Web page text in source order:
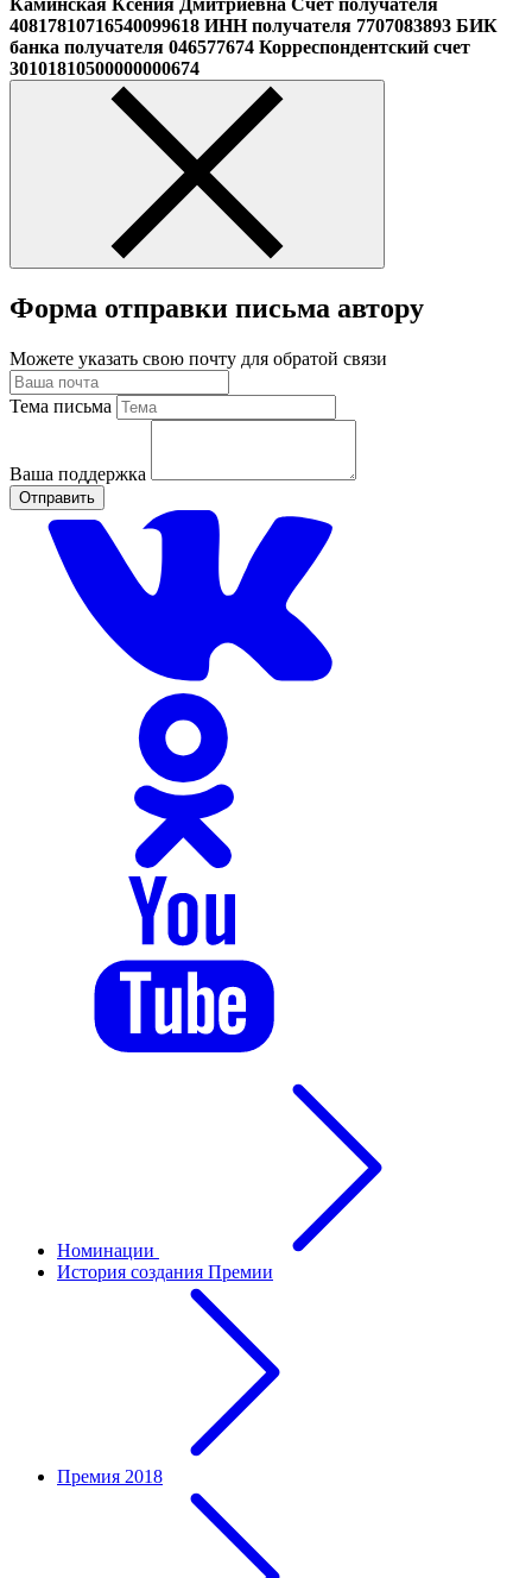
40817810716540099618 ИНН получателя 7707083893 БИК
банка получателя 046577674 Корреспондентский счет
30101810500000000674
Форма отправки письма автору
Можете указать свою почту для обратой связи
Тема письма
Ваша поддержка
Отправить
Номинации
История создания Премии
Премия 2018